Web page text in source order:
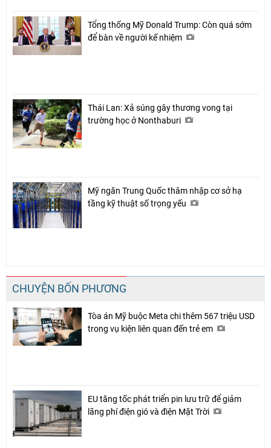
Tổng thống Mỹ Donald Trump: Còn quá sớm
để bàn về người kế nhiệm
Thái Lan: Xả súng gây thương vong tại
trường học ở Nonthaburi
Mỹ ngăn Trung Quốc thâm nhập cơ sở hạ
tầng kỹ thuật số trọng yếu
CHUYỆN BỐN PHƯƠNG
Tòa án Mỹ buộc Meta chi thêm 567 triệu USD
trong vụ kiện liên quan đến trẻ em
EU tăng tốc phát triển pin lưu trữ để giảm
lãng phí điện gió và điện Mặt Trời